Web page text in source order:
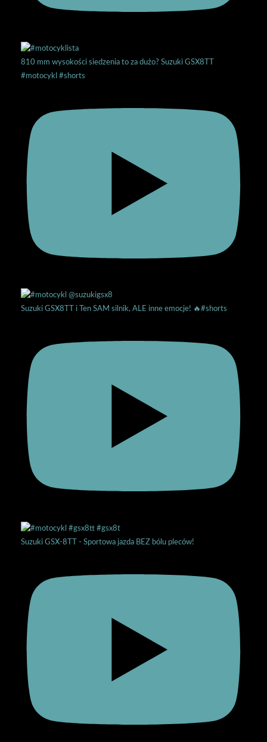
810 mm wysokości siedzenia to za dużo? Suzuki GSX8TT
#motocykl #shorts
Suzuki GSX8TT i Ten SAM silnik, ALE inne emocje! 🔥#shorts
Suzuki GSX-8TT - Sportowa jazda BEZ bólu pleców!